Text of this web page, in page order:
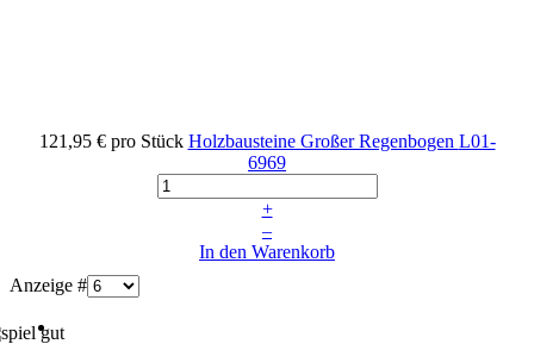
121,95 € pro Stück Holzbausteine Großer Regenbogen L01-
6969
+
–
In den Warenkorb
Anzeige #